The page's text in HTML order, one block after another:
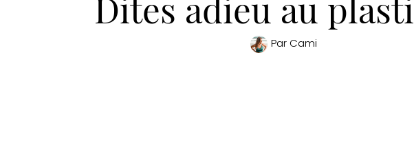
Dites adieu au
Par Cami